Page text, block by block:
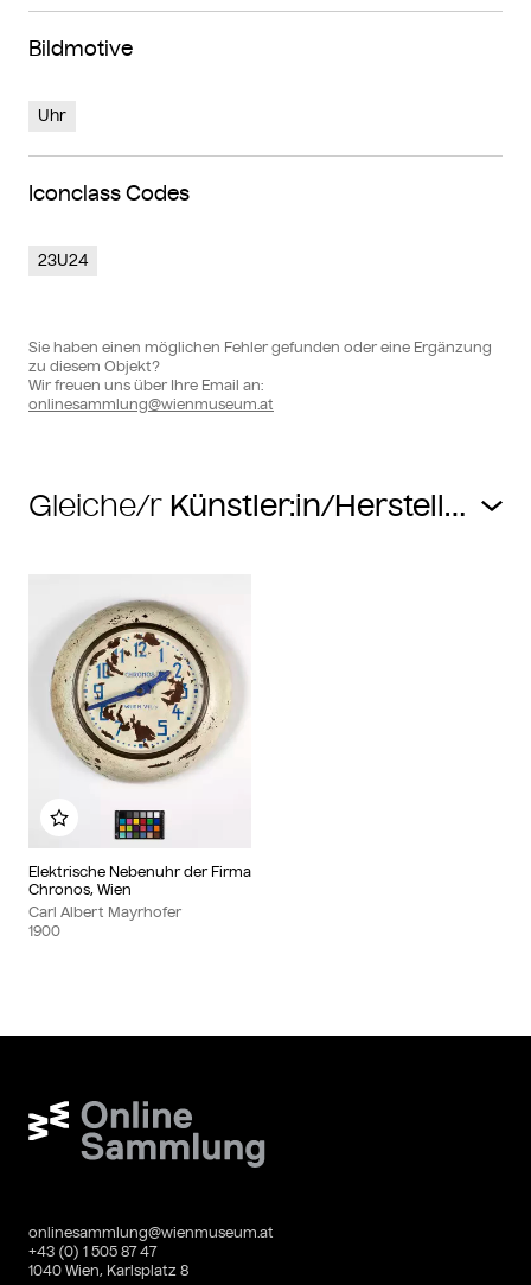
Bildmotive
Uhr
Iconclass Codes
23U24
Sie haben einen möglichen Fehler gefunden oder eine Ergänzung
zu diesem Objekt?
Wir freuen uns über Ihre Email an:
onlinesammlung@wienmuseum.at
Gleiche/r
Elektrische Nebenuhr der Firma
Chronos, Wien
Carl Albert Mayrhofer
1900
Zu meinem Album hinzufügen
Wien Museum Online Sammlung
onlinesammlung@wienmuseum.at
+43 (0) 1 505 87 47
1040 Wien, Karlsplatz 8